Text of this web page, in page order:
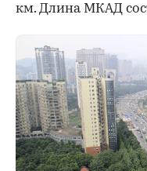
км. Длина МКАД